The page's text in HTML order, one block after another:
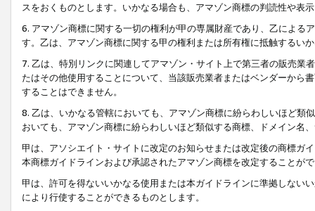
スをおくものとします。いかなる場合も、アマゾン商標の判読性や表
6. アマゾン商標に関する一切の権利が甲の専属財産であり、乙による
す。乙は、アマゾン商標に関する甲の権利または所有権に抵触するい
7. 乙は、特別リンクに関連してアマゾン・サイト上で第三者の販売
たはその他使用することについて、当該販売業者またはベンダーから
することはできません。
8. 乙は、いかなる管轄においても、アマゾン商標に紛らわしいほど類
おいても、アマゾン商標に紛らわしいほど類似する商標、ドメイン名
甲は、アソシエイト・サイトに改定のお知らせまたは改定後の商標ガ
本商標ガイドラインおよび承認されたアマゾン商標を改定することが
甲は、許可を得ないいかなる使用または本ガイドラインに準拠しない
により行使することができるものとします。